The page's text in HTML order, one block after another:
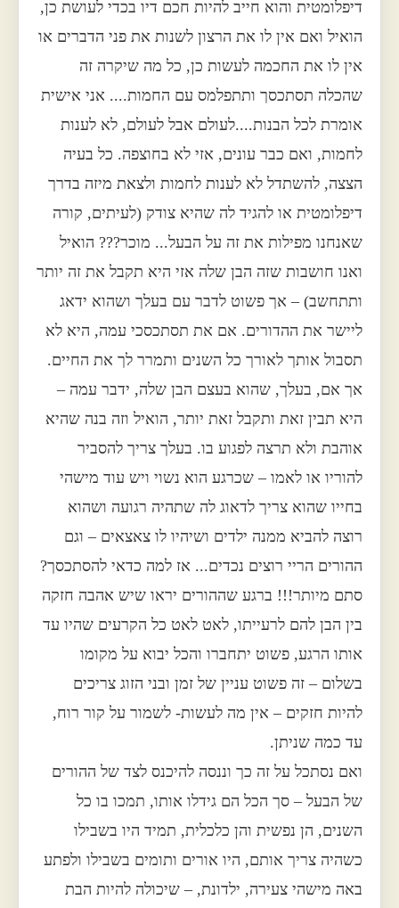
דיפלומטית והוא חייב להיות חכם דיו בכדי לעושת כן,
הואיל ואם אין לו את הרצון לשנות את פני הדברים או
אין לו את החכמה לעשות כן, כל מה שיקרה זה
שהכלה תסתכסך ותתפלמס עם החמות.... אני אישית
אומרת לכל הבנות....לעולם אבל לעולם, לא לענות
לחמות, ואם כבר עונים, אזי לא בחוצפה. כל בעיה
הצצה, להשתדל לא לענות לחמות ולצאת מיזה בדרך
דיפלומטית או להגיד לה שהיא צודק (לעיתים, קורה
שאנחנו מפילות את זה על הבעל... מוכר??? הואיל
ואנו חושבות שזה הבן שלה אזי היא תקבל את זה יותר
ותתחשב) – אך פשוט לדבר עם בעלך ושהוא ידאג
ליישר את ההדורים. אם את תסתכסכי עמה, היא לא
תסבול אותך לאורך כל השנים ותמרר לך את החיים.
אך אם, בעלך, שהוא בעצם הבן שלה, ידבר עמה –
היא תבין זאת ותקבל זאת יותר, הואיל וזה בנה שהיא
אוהבת ולא תרצה לפגוע בו. בעלך צריך להסביר
להוריו או לאמו – שכרגע הוא נשוי ויש עוד מישהי
בחייו שהוא צריך לדאוג לה שתהיה רגועה ושהוא
רוצה להביא ממנה ילדים ושיהיו לו צאצאים – וגם
ההורים הריי רוצים נכדים... אז למה כדאי להסתכסך?
סתם מיותר!!! ברגע שההורים יראו שיש אהבה חזקה
בין הבן להם לרעייתו, לאט לאט כל הקרעים שהיו עד
אותו הרגע, פשוט יתחברו והכל יבוא על מקומו
בשלום – זה פשוט עניין של זמן ובני הזוג צריכים
להיות חזקים – אין מה לעשות- לשמור על קור רוח,
עד כמה שניתן.
ואם נסתכל על זה כך וננסה להיכנס לצד של ההורים
של הבעל – סך הכל הם גידלו אותו, תמכו בו כל
השנים, הן נפשית והן כלכלית, תמיד היו בשבילו
כשהיה צריך אותם, היו אורים ותומים בשבילו ולפתע
באה מישהי צעירה, ילדונת, – שיכולה להיות הבת